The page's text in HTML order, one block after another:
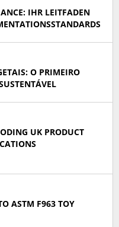
IHR LEITFADEN
O PRIMEIRO
UK PRODUCT
ASTM F963 TOY